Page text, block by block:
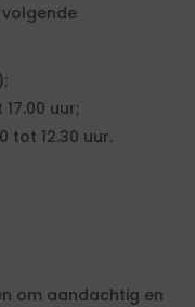
uur;
tot 12.30 uur.
om aandachtig en